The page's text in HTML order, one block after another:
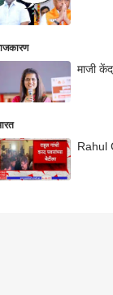
माजी
Rahul